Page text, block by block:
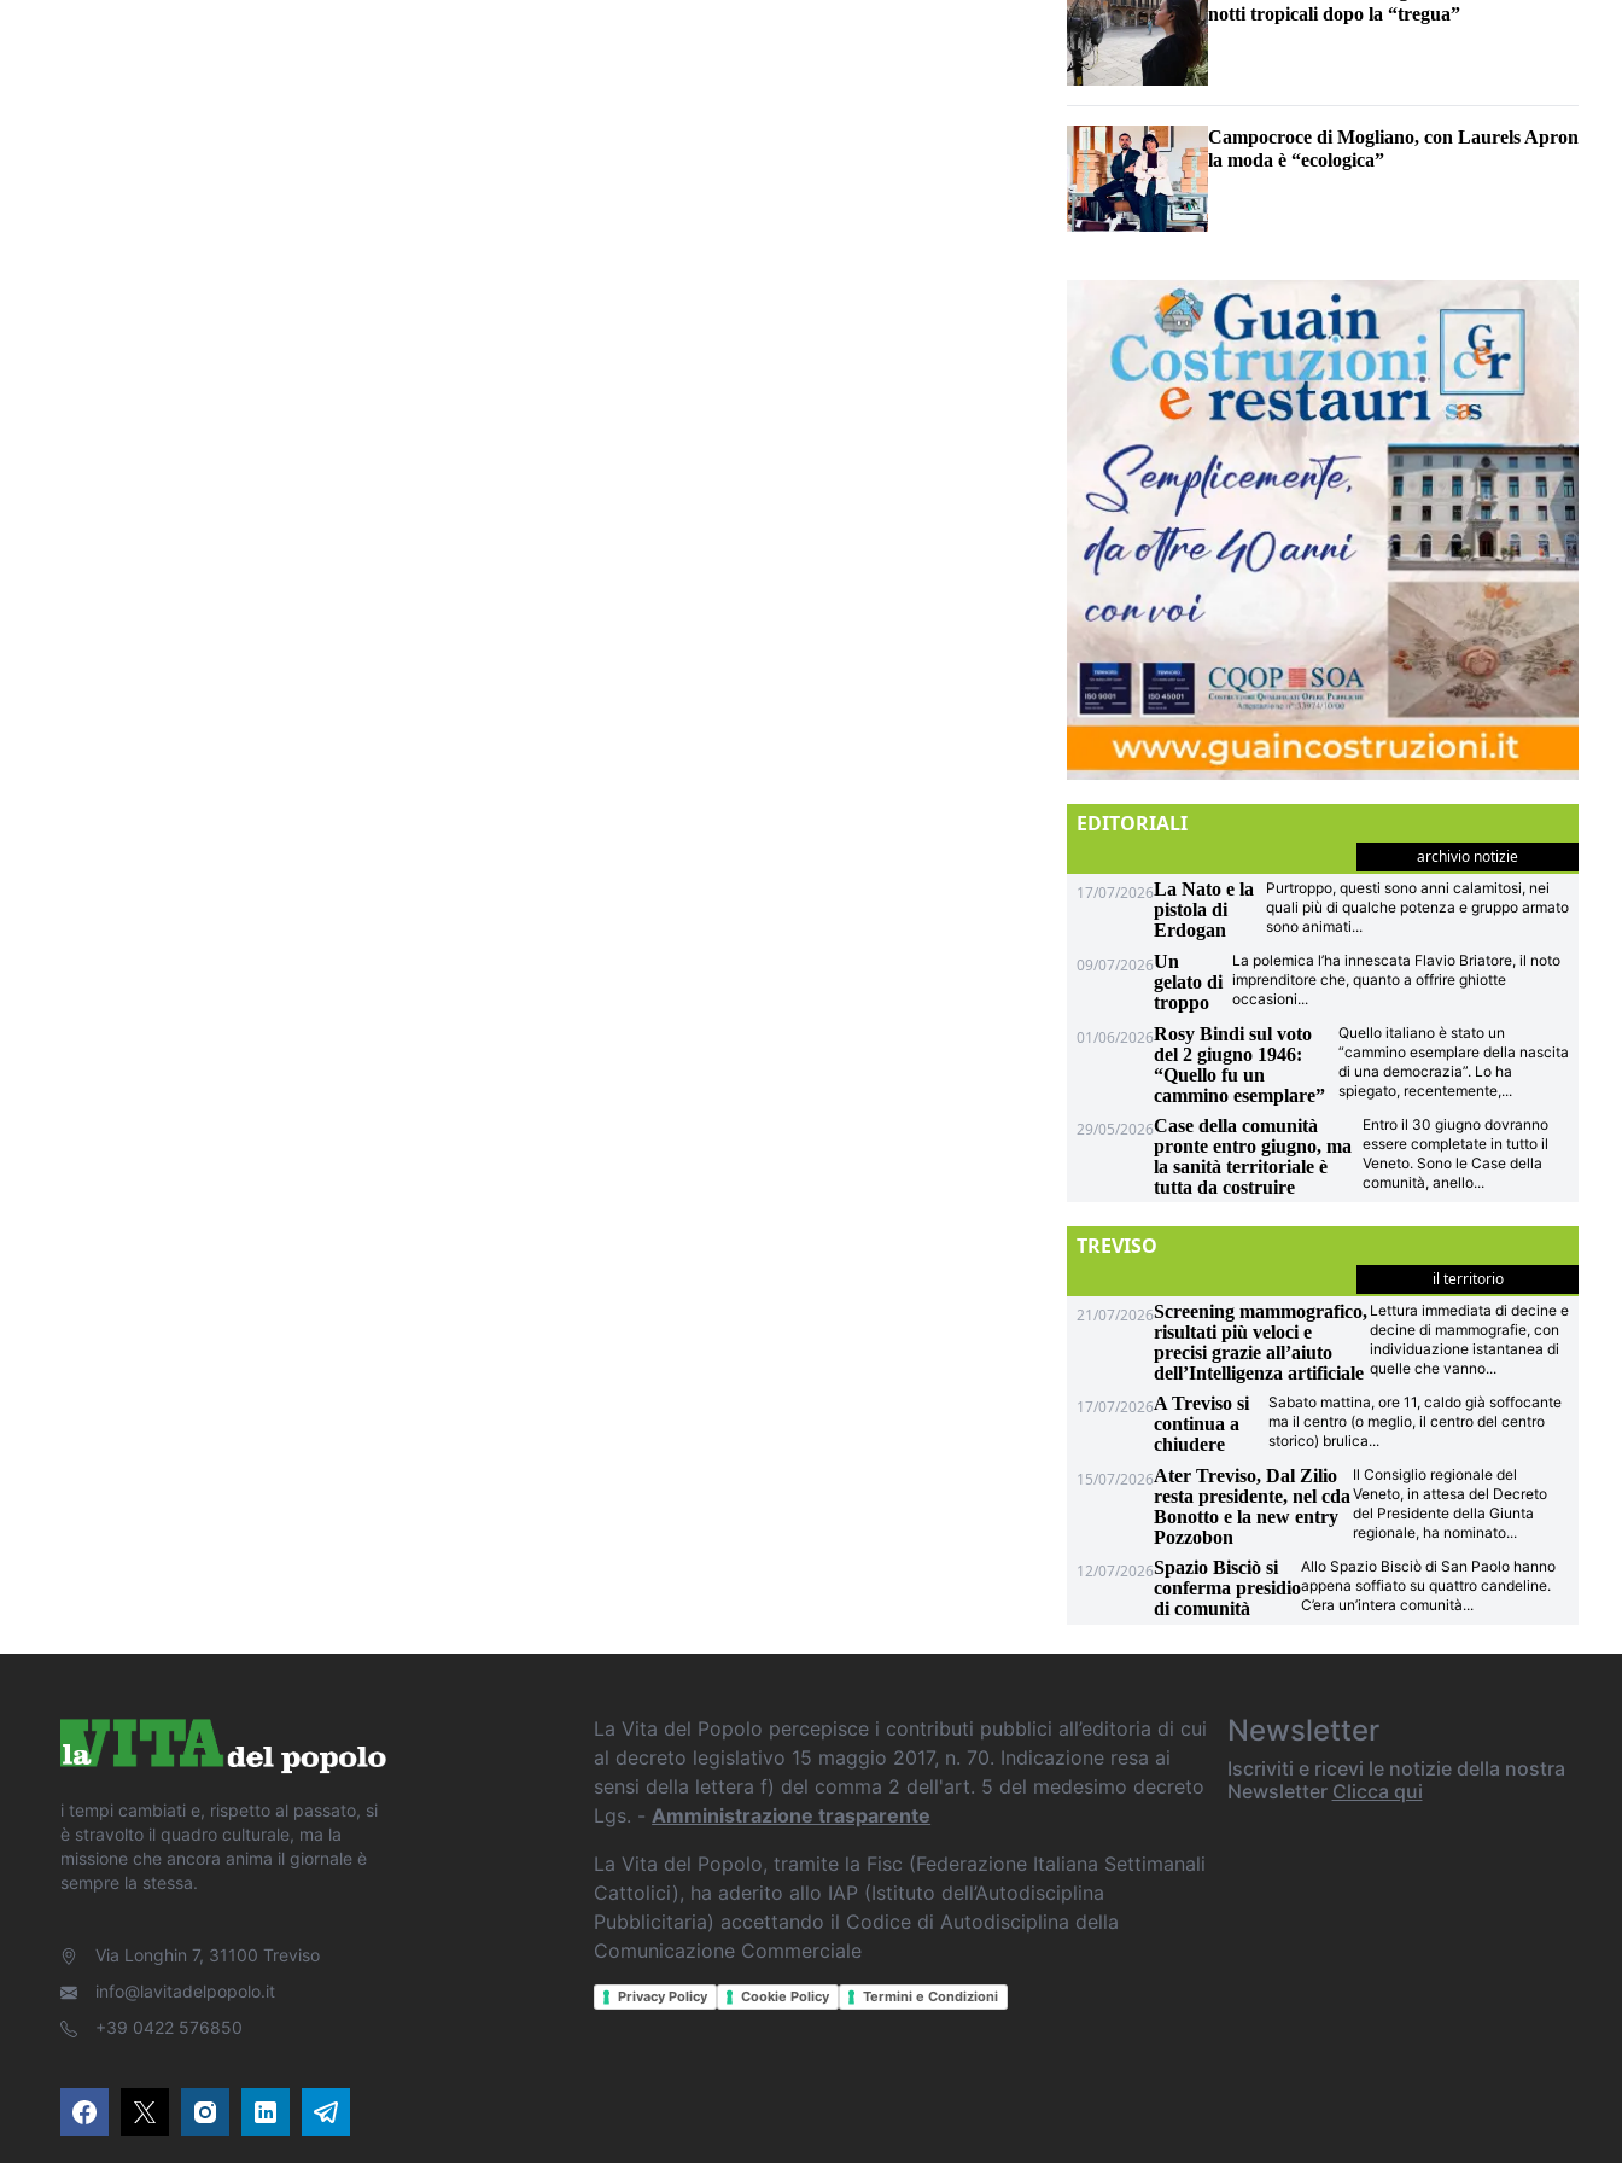
notti tropicali dopo la “tregua”
Campocroce di Mogliano, con Laurels Apron
la moda è “ecologica”
EDITORIALI
archivio notizie
17/07/2026La Nato e la
pistola di
Erdogan
Purtroppo, questi sono anni calamitosi, nei
quali più di qualche potenza e gruppo armato
sono animati...
09/07/2026Un
gelato di
troppo
La polemica l’ha innescata Flavio Briatore, il noto
imprenditore che, quanto a offrire ghiotte
occasioni...
01/06/2026Rosy Bindi sul voto
del 2 giugno 1946:
“Quello fu un
cammino esemplare”
Quello italiano è stato un
“cammino esemplare della nascita
di una democrazia”. Lo ha
spiegato, recentemente,...
29/05/2026Case della comunità
pronte entro giugno, ma
la sanità territoriale è
tutta da costruire
Entro il 30 giugno dovranno
essere completate in tutto il
Veneto. Sono le Case della
comunità, anello...
TREVISO
il territorio
21/07/2026Screening mammografico,
risultati più veloci e
precisi grazie all’aiuto
dell’Intelligenza artificiale
Lettura immediata di decine e
decine di mammografie, con
individuazione istantanea di
quelle che vanno...
17/07/2026A Treviso si
continua a
chiudere
Sabato mattina, ore 11, caldo già soffocante
ma il centro (o meglio, il centro del centro
storico) brulica...
15/07/2026Ater Treviso, Dal Zilio
resta presidente, nel cda
Bonotto e la new entry
Pozzobon
Il Consiglio regionale del
Veneto, in attesa del Decreto
del Presidente della Giunta
regionale, ha nominato...
12/07/2026Spazio Bisciò si
conferma presidio
di comunità
Allo Spazio Bisciò di San Paolo hanno
appena soffiato su quattro candeline.
C’era un’intera comunità...
i tempi cambiati e, rispetto al passato, si
è stravolto il quadro culturale, ma la
missione che ancora anima il giornale è
sempre la stessa.
Via Longhin 7, 31100 Treviso
info@lavitadelpopolo.it
+39 0422 576850
La Vita del Popolo percepisce i contributi pubblici all’editoria di cui
al decreto legislativo 15 maggio 2017, n. 70. Indicazione resa ai
sensi della lettera f) del comma 2 dell'art. 5 del medesimo decreto
Lgs. -Amministrazione trasparente
La Vita del Popolo, tramite la Fisc (Federazione Italiana Settimanali
Cattolici), ha aderito allo IAP (Istituto dell’Autodisciplina
Pubblicitaria) accettando il Codice di Autodisciplina della
Comunicazione Commerciale
Privacy Policy Cookie Policy Termini e Condizioni
Newsletter
Iscriviti e ricevi le notizie della nostra
Newsletter Clicca qui